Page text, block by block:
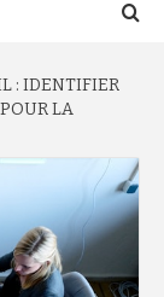
: IDENTIFIER
LA